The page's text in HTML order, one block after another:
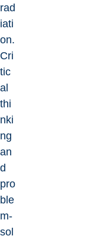
rad
iati
on.
Cri
tic
al
thi
nki
ng
an
d
pro
ble
m-
sol